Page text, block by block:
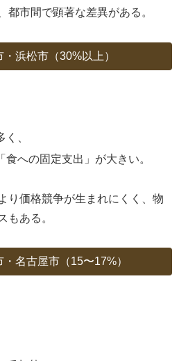
都市間で顕著な差異がある。
浜松市（30%以上）
、
への固定支出」が大きい。
り価格競争が生まれにくく、物
もある。
名古屋市（15〜17%）